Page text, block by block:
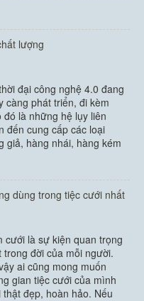
sấy tay
lượng
đại công nghệ 4.0 đang
càng phát triển, đi kèm
đó là những hệ lụy liên
đến cung cấp các loại
giả, hàng nhái, hàng kém
rác
dùng trong tiệc cưới nhất
cưới là sự kiện quan trọng
trong đời của mỗi người.
ai cũng mong muốn
gian tiệc cưới của mình
thật đẹp, hoàn hảo. Nếu